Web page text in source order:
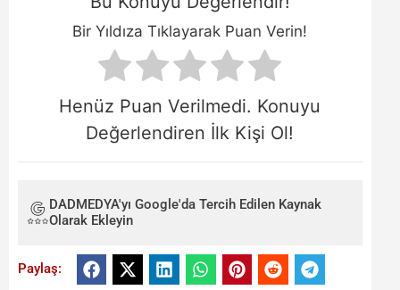
Bir Yıldıza Tıklayarak Puan Verin!
Henüz Puan Verilmedi. Konuyu
Değerlendiren İlk Kişi Ol!
DADMEDYA'yı Google'da Tercih Edilen Kaynak
Olarak Ekleyin
Paylaş: